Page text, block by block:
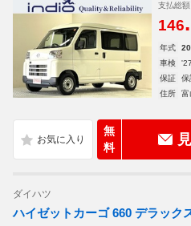
支払総額
146.
年式
車検
保証
保
住所
富
無
料
ダイハツ
ハイゼットカーゴ 660 デラック